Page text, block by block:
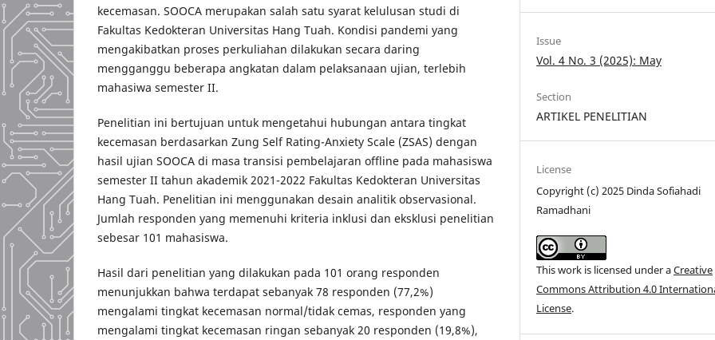
kecemasan. SOOCA merupakan salah satu syarat kelulusan studi di
Fakultas Kedokteran Universitas Hang Tuah. Kondisi pandemi yang
mengakibatkan proses perkuliahan dilakukan secara daring
mengganggu beberapa angkatan dalam pelaksanaan ujian, terlebih
mahasiwa semester II.
Penelitian ini bertujuan untuk mengetahui hubungan antara tingkat
kecemasan berdasarkan Zung Self Rating-Anxiety Scale (ZSAS) dengan
hasil ujian SOOCA di masa transisi pembelajaran offline pada mahasiswa
semester II tahun akademik 2021-2022 Fakultas Kedokteran Universitas
Hang Tuah. Penelitian ini menggunakan desain analitik observasional.
Jumlah responden yang memenuhi kriteria inklusi dan eksklusi penelitian
sebesar 101 mahasiswa.
Hasil dari penelitian yang dilakukan pada 101 orang responden
menunjukkan bahwa terdapat sebanyak 78 responden (77,2%)
mengalami tingkat kecemasan normal/tidak cemas, responden yang
mengalami tingkat kecemasan ringan sebanyak 20 responden (19,8%),
Issue
Vol. 4 No. 3 (2025): May
Section
ARTIKEL PENELITIAN
License
Copyright (c) 2025 Dinda Sofiahadi
Ramadhani
This work is licensed under aCreative
Commons Attribution 4.0
License.